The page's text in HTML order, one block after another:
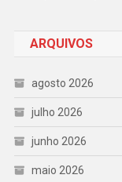
ARQUIVOS
agosto 2026
julho 2026
junho 2026
maio 2026